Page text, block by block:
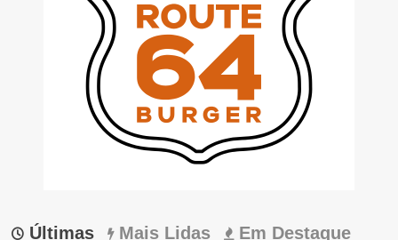
Últimas Mais Lidas Em Destaque